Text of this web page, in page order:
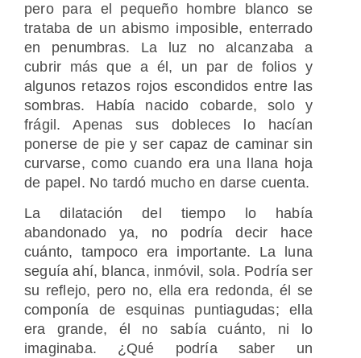
pero para el pequeño hombre blanco se
trataba de un abismo imposible, enterrado
en penumbras. La luz no alcanzaba a
cubrir más que a él, un par de folios y
algunos retazos rojos escondidos entre las
sombras. Había nacido cobarde, solo y
frágil. Apenas sus dobleces lo hacían
ponerse de pie y ser capaz de caminar sin
curvarse, como cuando era una llana hoja
de papel. No tardó mucho en darse cuenta.
La dilatación del tiempo lo había
abandonado ya, no podría decir hace
cuánto, tampoco era importante. La luna
seguía ahí, blanca, inmóvil, sola. Podría ser
su reflejo, pero no, ella era redonda, él se
componía de esquinas puntiagudas; ella
era grande, él no sabía cuánto, ni lo
imaginaba. ¿Qué podría saber un